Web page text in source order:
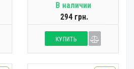
В наличии
294 грн.
КУПИТЬ